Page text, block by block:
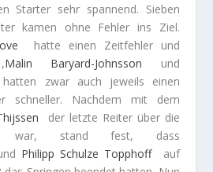
Starter sehr spannend. Sieben
kamen ohne Fehler ins Ziel.
hatte einen Zeitfehler und
Malin Baryard-Johnsson und
zwar auch jeweils einen
schneller. Nachdem mit dem
der letzte Reiter über die
war, stand fest, dass
Philipp Schulze Topphoffauf